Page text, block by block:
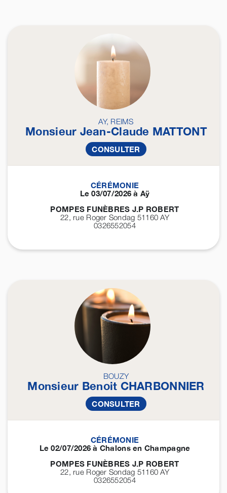
AY, REIMS
Monsieur Jean-Claude MATTONT
CONSULTER
CÉRÉMONIE
Le 03/07/2026 à Aÿ
POMPES FUNÈBRES J.P ROBERT
22, rue Roger Sondag 51160AY
0326552054
BOUZY
Monsieur Benoit CHARBONNIER
CONSULTER
CÉRÉMONIE
Le 02/07/2026 à Chalons en Champagne
POMPES FUNÈBRES J.P ROBERT
22, rue Roger Sondag 51160AY
0326552054